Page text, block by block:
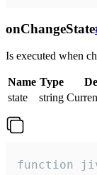
onChangeState
Is executed when
Name Type
state
string
function